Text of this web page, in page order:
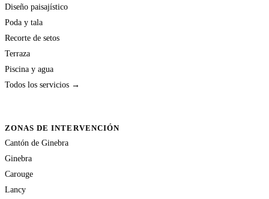
Diseño paisajístico
Poda y tala
Recorte de setos
Terraza
Piscina y agua
Todos los servicios →
ZONAS DE INTERVENCIÓN
Cantón de Ginebra
Ginebra
Carouge
Lancy